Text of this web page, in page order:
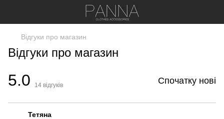
Відгуки про магазин
Відгуки про магазин
5.0 14 відгуків Спочатку нові
Тетяна